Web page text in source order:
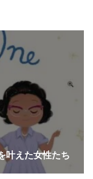
叶えた女性たち